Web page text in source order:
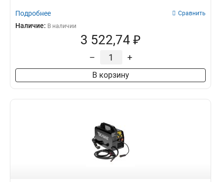
Подробнее Сравнить
Наличие: В наличии
3 522,74 ₽
– +
В корзину